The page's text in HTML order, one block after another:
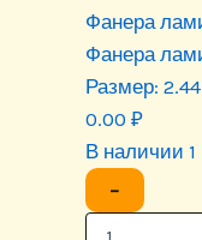
Фанера
Фанера
Размер:
0.00 ₽
В наличии 1
−